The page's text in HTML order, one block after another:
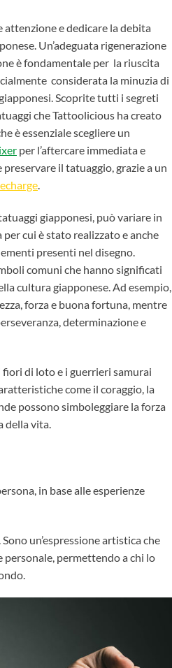
e dedicare la debita
Un’adeguata rigenerazione
è fondamentale per la riuscita
considerata la minuzia di
. Scoprite tutti i segreti
che Tattoolicious ha creato
è essenziale scegliere un
per l’aftercare immediata e
il tatuaggio, grazie a un
.
giapponesi, può variare in
per cui è stato realizzato e anche
presenti nel disegno.
comuni che hanno significati
cultura giapponese. Ad esempio,
forza e buona fortuna, mentre
determinazione e
di loto e i guerrieri samurai
come il coraggio, la
possono simboleggiare la forza
della vita.
in base alle esperienze
un’espressione artistica che
permettendo a chi lo